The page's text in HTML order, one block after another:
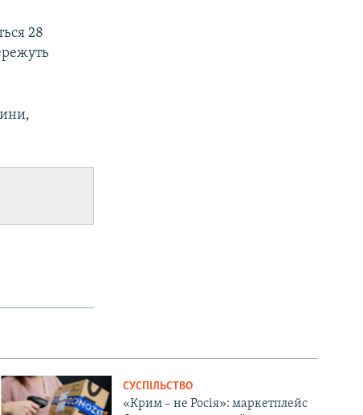
28
СУСПІЛЬСТВО
«Крим – не Росія»: маркетплейс